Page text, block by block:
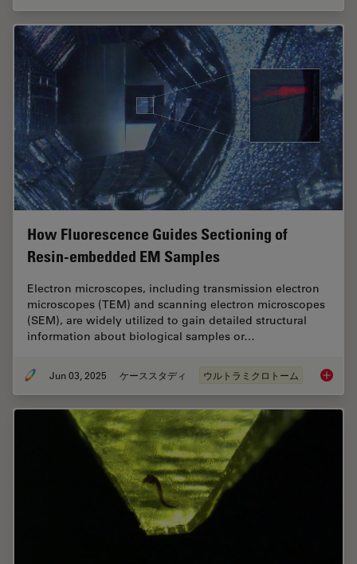
How Fluorescence Guides Sectioning of
Resin-embedded EM Samples
Electron microscopes, including transmission electron
microscopes (TEM) and scanning electron microscopes
(SEM), are widely utilized to gain detailed structural
information about biological samples or…
Jun 03, 2025 ケーススタディ ウルトラミクロトーム How